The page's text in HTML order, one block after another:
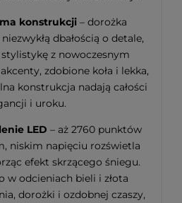
konstrukcji – dorożka
dbałością o detale,
stylistykę z nowoczesnym
zdobione koła i lekka,
konstrukcja nadają całości
i uroku.
LED – aż 2760 punktów
niskim napięciu rozświetla
efekt skrzącego śniegu.
w odcieniach bieli i złota
dorożki i ozdobnej czaszy,